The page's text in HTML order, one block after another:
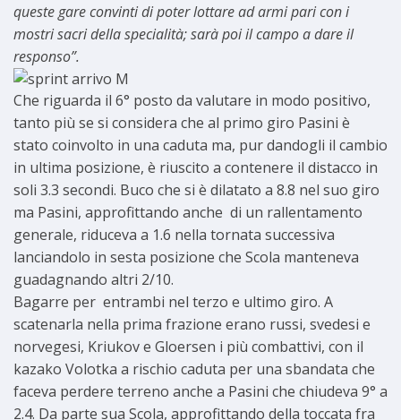
queste gare convinti di poter lottare ad armi pari con i
mostri sacri della specialità; sarà poi il campo a dare il
responso”.
Che riguarda il 6° posto da valutare in modo positivo,
tanto più se si considera che al primo giro Pasini è
stato coinvolto in una caduta ma, pur dandogli il cambio
in ultima posizione, è riuscito a contenere il distacco in
soli 3.3 secondi. Buco che si è dilatato a 8.8 nel suo giro
ma Pasini, approfittando anche di un rallentamento
generale, riduceva a 1.6 nella tornata successiva
lanciandolo in sesta posizione che Scola manteneva
guadagnando altri 2/10.
Bagarre per entrambi nel terzo e ultimo giro. A
scatenarla nella prima frazione erano russi, svedesi e
norvegesi, Kriukov e Gloersen i più combattivi, con il
kazako Volotka a rischio caduta per una sbandata che
faceva perdere terreno anche a Pasini che chiudeva 9° a
2.4. Da parte sua Scola, approfittando della toccata fra